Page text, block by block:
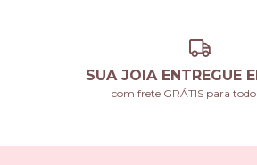
SUA JOIA ENTREGUE
com frete GRÁTIS para